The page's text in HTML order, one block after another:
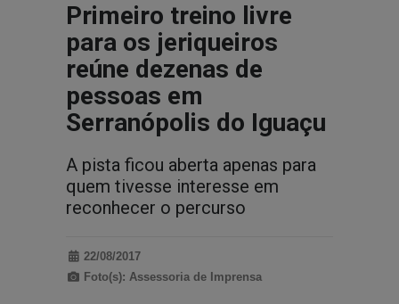
Primeiro treino livre
para os jeriqueiros
reúne dezenas de
pessoas em
Serranópolis do Iguaçu
A pista ficou aberta apenas para
quem tivesse interesse em
reconhecer o percurso
22/08/2017
Foto(s): Assessoria de Imprensa